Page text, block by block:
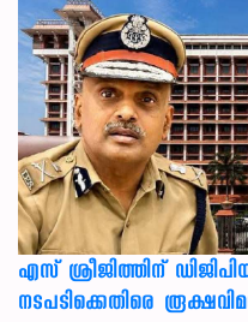
എസ് ശ്രീജിത്തിന്
നടപടിക്കെതിരെ